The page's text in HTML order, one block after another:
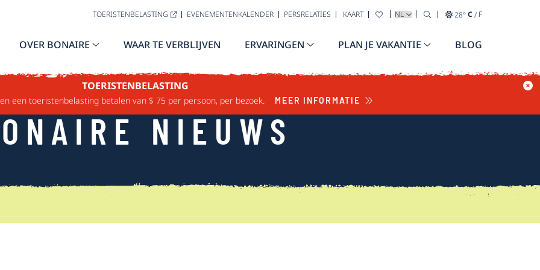
TOERISTENBELASTING EVENEMENTENKALENDER PERSRELATIES KAART TAAL SELECTEREN 28°C / F
OVER BONAIRE WAAR TE VERBLIJVEN ERVARINGEN PLAN JE VAKANTIE BLOG
TOERISTENBELASTING
een toeristenbelasting betalen van $ 75 per persoon, per bezoek. MEER INFORMATIE
NIEUWS